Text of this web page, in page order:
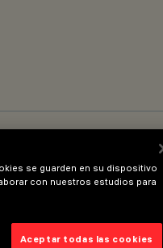
se guarden en su dispositivo
con nuestros estudios para
Aceptar todas las cookies